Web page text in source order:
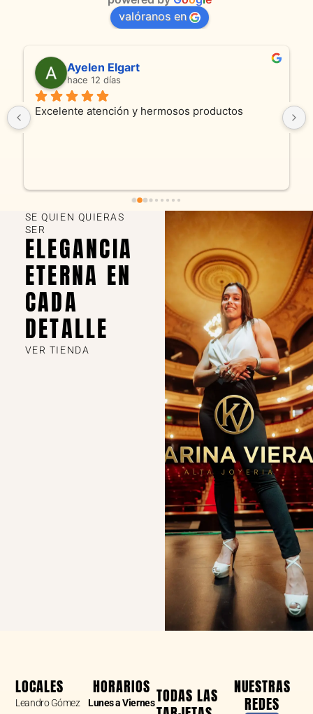
valóranos en
Anmamaca
hace 22 días
Son absolutamente espectaculares tanto
SE QUIEN QUIERAS
SER
ELEGANCIA
ETERNA EN
CADA
DETALLE
VER TIENDA
LOCALES
Leandro Gómez
HORARIOS
Lunes a ViernesTODAS LAS
NUESTRAS
REDES